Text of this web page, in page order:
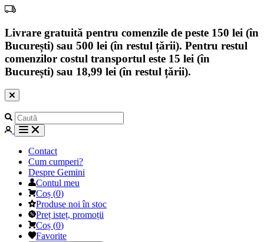
Livrare gratuită pentru comenzile de peste 150 lei (în
București) sau 500 lei (în restul țării). Pentru restul
comenzilor costul transportul este 15 lei (în
București) sau 18,99 lei (în restul țării).
Contact
Cum cumperi?
Despre Gemini
Contul meu
Coș (0)
Produse noi în stoc
Preț isteț, promoții
Coș (0)
Favorite